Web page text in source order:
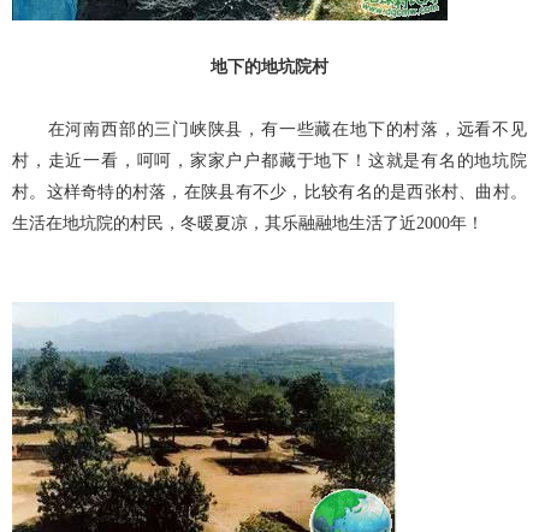
地下的地坑院村
在河南西部的三门峡陕县，有一些藏在地下的村落，远看不见
村，走近一看，呵呵，家家户户都藏于地下！这就是有名的地坑院
村。这样奇特的村落，在陕县有不少，比较有名的是西张村、曲村。
生活在地坑院的村民，冬暖夏凉，其乐融融地生活了近2000年！